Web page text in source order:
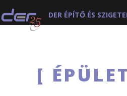
DER ÉPÍTŐ ÉS